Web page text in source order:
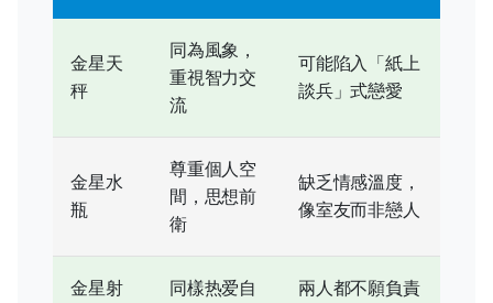
金星天
秤
同為風象，
重視智力交
流
可能陷入「紙上
談兵」式戀愛
金星水
瓶
尊重個人空
間，思想前
衛
缺乏情感溫度，
像室友而非戀人
金星射
同樣热爱自
兩人都不願負責